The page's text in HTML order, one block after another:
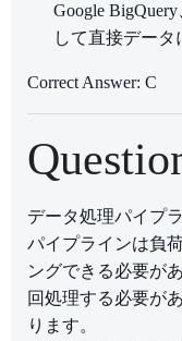
Google
して直接データ
Correct Answer: C
データ処理パイプ
パイプラインは負
ングできる必要が
回処理する必要が
ります。